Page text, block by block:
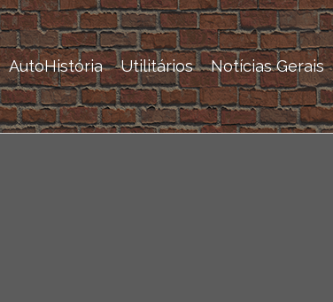
AutoHistória Utilitários Notícias Gerais